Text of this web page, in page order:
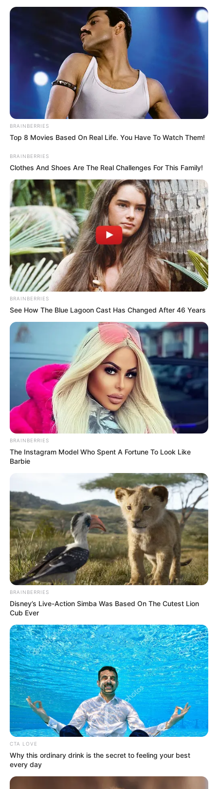
BRAINBERRIES
Top 8 Movies Based On Real Life. You Have To Watch Them!
BRAINBERRIES
Clothes And Shoes Are The Real Challenges For This Family!
BRAINBERRIES
See How The Blue Lagoon Cast Has Changed After 46 Years
BRAINBERRIES
The Instagram Model Who Spent A Fortune To Look Like
Barbie
BRAINBERRIES
Disney’s Live-Action Simba Was Based On The Cutest Lion
Cub Ever
CTA LOVE
Why this ordinary drink is the secret to feeling your best
every day